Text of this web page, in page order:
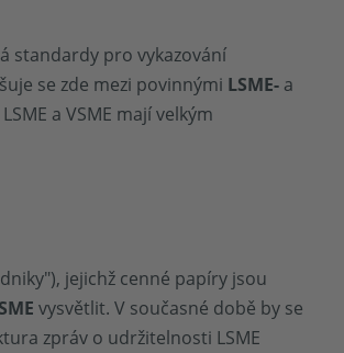
standardy pro vykazování
se zde mezi povinnými LSME- a
a VSME mají velkým
jejichž cenné papíry jsou
vysvětlit. V současné době by se
zpráv o udržitelnosti LSME